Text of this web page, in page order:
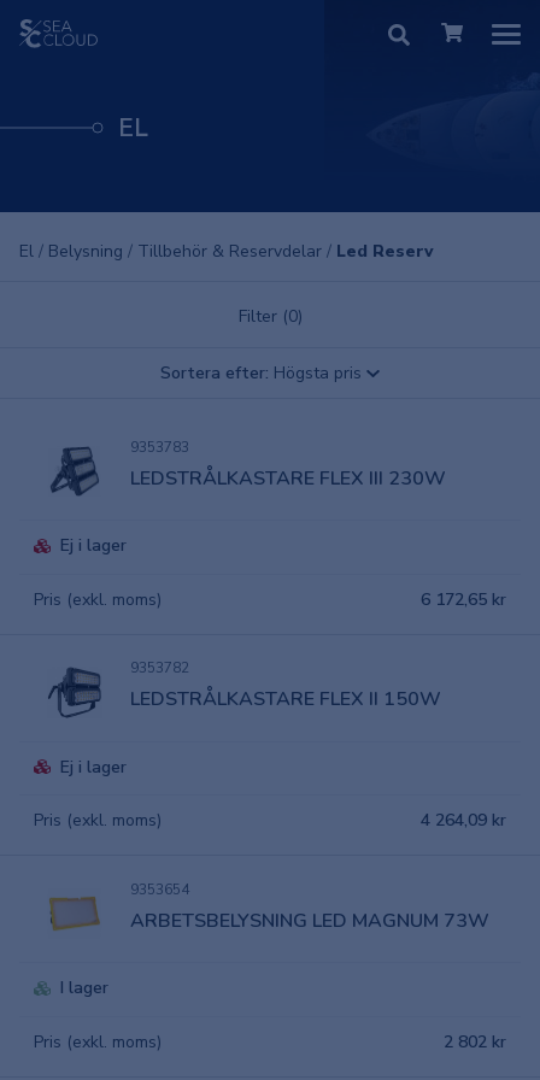
EL
El / Belysning / Tillbehör & Reservdelar / Led Reserv
Filter (0)
Sortera efter: Högsta pris
9353783
LEDSTRÅLKASTARE FLEX III 230W
Ej i lager
Pris (exkl. moms) 6 172,65 kr
9353782
LEDSTRÅLKASTARE FLEX II 150W
Ej i lager
Pris (exkl. moms) 4 264,09 kr
9353654
ARBETSBELYSNING LED MAGNUM 73W
I lager
Pris (exkl. moms) 2 802 kr